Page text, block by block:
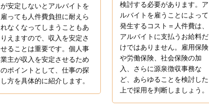
が安定しないとアルバイトを
雇っても人件費負担に耐えら
れなくなってしまうこともあ
りえますので、収入を安定さ
せることは重要です。個人事
業主が収入を安定させるため
のポイントとして、仕事の探
し方を具体的に紹介します。
検討する必要があります。ア
ルバイトを雇うことによって
発生するコスト＝人件費は、
アルバイトに支払うお給料だ
けではありません。雇用保険
や労働保険、社会保険の加
入、さらに源泉徴収事務な
ど、あらゆることを検討した
上で採用を判断しましょう。